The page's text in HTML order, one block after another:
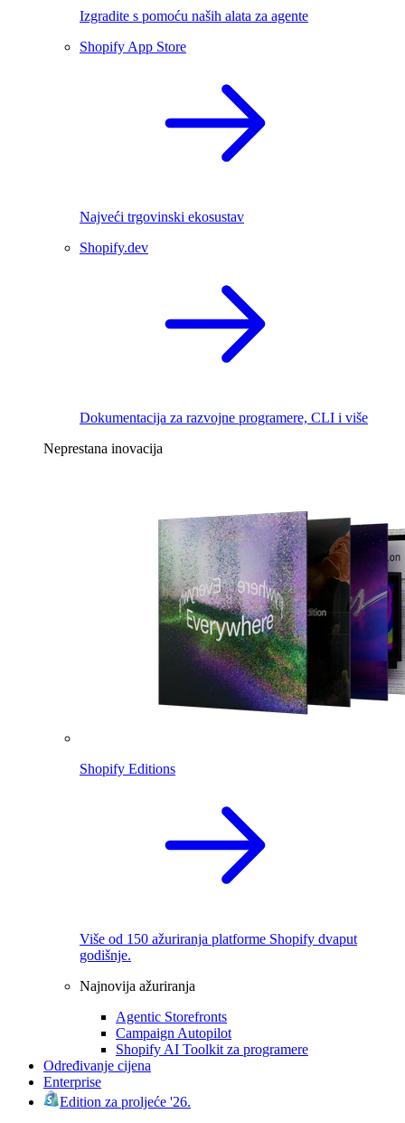
Izgradite s pomoću naših alata za agente
Shopify App Store
Najveći trgovinski ekosustav
Shopify.dev
Dokumentacija za razvojne programere, CLI i više
Neprestana inovacija
Shopify Editions
Više od 150 ažuriranja platforme Shopify dvaput
godišnje.
Najnovija ažuriranja
Agentic Storefronts
Campaign Autopilot
Shopify AI Toolkit za programere
Određivanje cijena
Enterprise
Edition za proljeće '26.